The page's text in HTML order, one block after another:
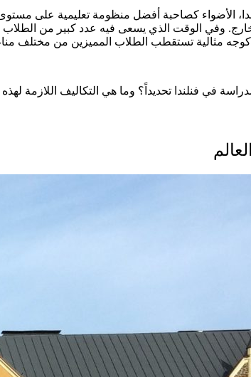
الأضواء كصاحبة أفضل منظومة تعليمية على
وفي الوقت الذي يسعى فيه عدد كبير من
كوجه مثالية تستقطب الطلاب المميزين من مختلف
في فنلندا تحديداً؟ وما هي التكاليف اللازمة